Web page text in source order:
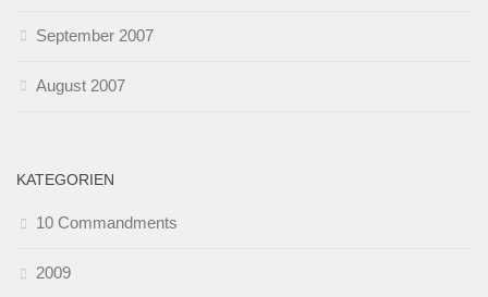
September 2007
August 2007
KATEGORIEN
10 Commandments
2009